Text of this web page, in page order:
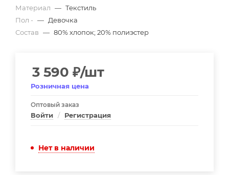
Материал — Текстиль
Пол - — Девочка
Состав — 80% хлопок; 20% полиэстер
3 590 ₽/шт
Розничная цена
Оптовый заказ
Войти / Регистрация
Нет в наличии